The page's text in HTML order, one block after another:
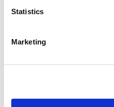
use of their services. You
Statistics
Marketing
Kitchen Display